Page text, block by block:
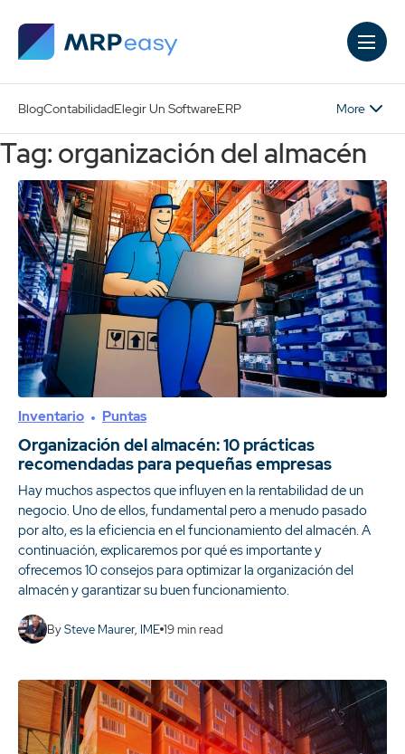
BlogContabilidadElegir Un SoftwareERP More
Tag: organización del almacén
Inventario Puntas
Organización del almacén: 10 prácticas
recomendadas para pequeñas empresas
Hay muchos aspectos que influyen en la rentabilidad de un
negocio. Uno de ellos, fundamental pero a menudo pasado
por alto, es la eficiencia en el funcionamiento del almacén. A
continuación, explicaremos por qué es importante y
ofrecemos 10 consejos para optimizar la organización del
almacén y garantizar su buen funcionamiento.
BySteve Maurer, IME 19min read